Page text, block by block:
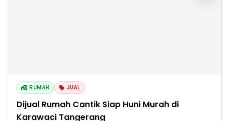
RUMAH JUAL
Dijual Rumah Cantik Siap Huni Murah di
Karawaci Tangerang